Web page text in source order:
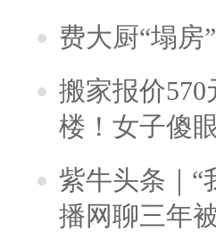
费大厨“塌房
搬家报价
楼！女子傻
紫牛头条｜“
播网聊三年